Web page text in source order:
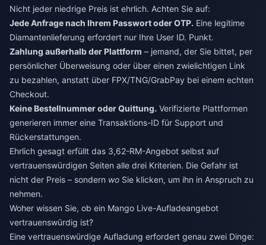
Nicht jeder niedrige Preis ist ehrlich. Achten Sie auf:
Jede Anfrage nach Ihrem Passwort oder OTP. Eine legitime
Diamantenlieferung erfordert nur Ihre User ID. Punkt.
Zahlung außerhalb der Plattform – jemand, der Sie bittet, per
persönlicher Überweisung oder über einen zwielichtigen Link
zu bezahlen, anstatt über FPX/TNG/GrabPay bei einem echten
Checkout.
Keine Bestellnummer oder Quittung. Verifizierte Plattformen
generieren immer eine Transaktions-ID für Support und
Rückerstattungen.
Ehrlich gesagt erfüllt das 3,62-RM-Angebot selbst auf
vertrauenswürdigen Seiten alle drei Kriterien. Die Gefahr ist
nicht der Preis – sondern wo Sie klicken, um ihn in Anspruch zu
nehmen.
Woher wissen Sie, ob ein Mango Live-Aufladeangebot
vertrauenswürdig ist?
Eine vertrauenswürdige Aufladung erfordert genau zwei Dinge: